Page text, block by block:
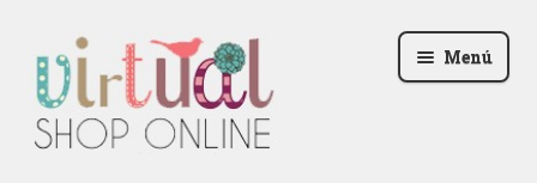
la
navegación
al
contenido
Menú